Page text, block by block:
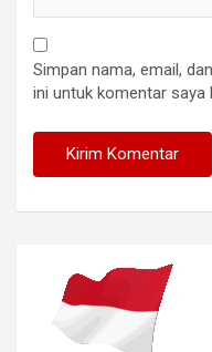
Simpan nama, email,
ini untuk komentar saya